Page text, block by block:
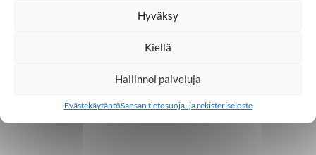
Hyväksy
Kiellä
Hallinnoi palveluja
EvästekäytäntöSansan tietosuoja- ja rekisteriseloste
Ed Cannon: Joskus koko yhteisö muuttuu